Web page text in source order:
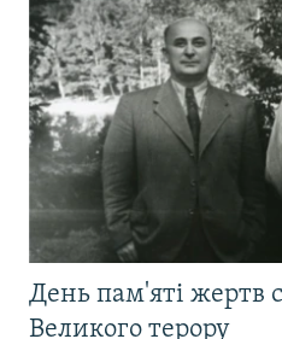
День пам'яті жертв
Великого терору